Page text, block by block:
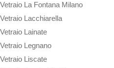
Vetraio La Fontana Milano
Vetraio Lacchiarella
Vetraio Lainate
Vetraio Legnano
Vetraio Liscate